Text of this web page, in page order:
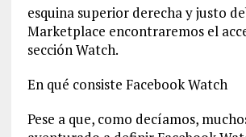
esquina superior derecha y justo
Marketplace encontraremos el
sección Watch.
En qué consiste Facebook Watch
Pese a que, como decíamos,